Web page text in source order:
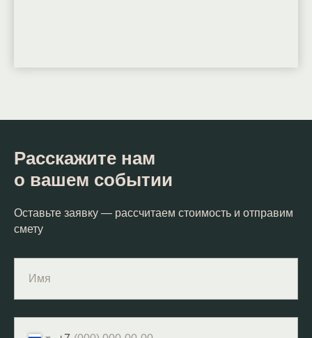
Расскажите нам
о вашем событии
Оставьте заявку — рассчитаем стоимость и отправим
смету